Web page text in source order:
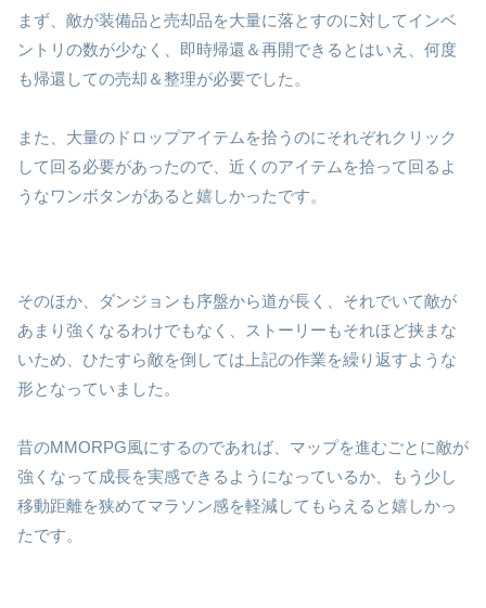
まず、敵が装備品と売却品を大量に落とすのに対してインベ
ントリの数が少なく、即時帰還＆再開できるとはいえ、何度
も帰還しての売却＆整理が必要でした。
また、大量のドロップアイテムを拾うのにそれぞれクリック
して回る必要があったので、近くのアイテムを拾って回るよ
うなワンボタンがあると嬉しかったです。
そのほか、ダンジョンも序盤から道が長く、それでいて敵が
あまり強くなるわけでもなく、ストーリーもそれほど挟まな
いため、ひたすら敵を倒しては上記の作業を繰り返すような
形となっていました。
昔のMMORPG風にするのであれば、マップを進むごとに敵が
強くなって成長を実感できるようになっているか、もう少し
移動距離を狭めてマラソン感を軽減してもらえると嬉しかっ
たです。